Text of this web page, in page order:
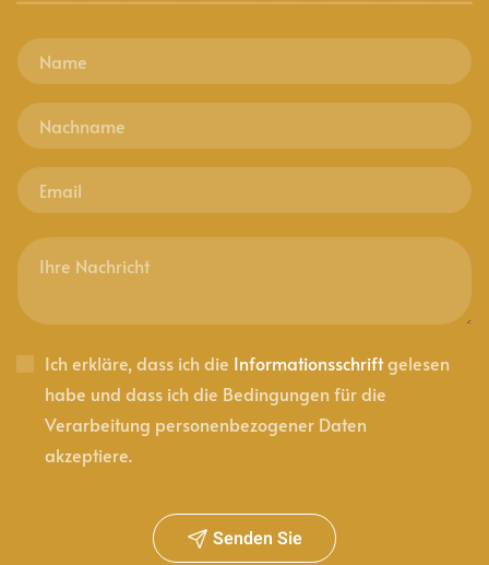
Ich erkläre, dass ich die Informationsschriftgelesen
habe und dass ich die Bedingungen für die
Verarbeitung personenbezogener Daten
akzeptiere.
Senden Sie